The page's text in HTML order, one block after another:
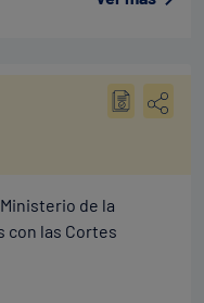
de la
con las Cortes